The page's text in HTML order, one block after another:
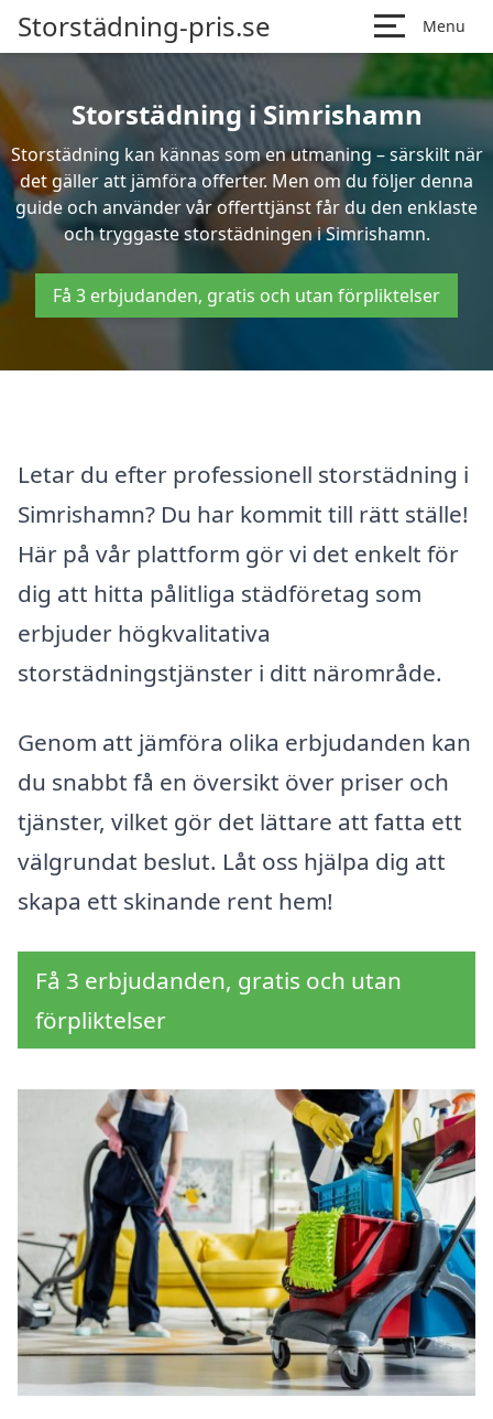
Storstädning-pris.se Menu
Storstädning i Simrishamn
Storstädning kan kännas som en utmaning – särskilt när
det gäller att jämföra offerter. Men om du följer denna
guide och använder vår offerttjänst får du den enklaste
och tryggaste storstädningen i Simrishamn.
Få 3 erbjudanden, gratis och utan förpliktelser
Letar du efter professionell storstädning i
Simrishamn? Du har kommit till rätt ställe!
Här på vår plattform gör vi det enkelt för
dig att hitta pålitliga städföretag som
erbjuder högkvalitativa
storstädningstjänster i ditt närområde.
Genom att jämföra olika erbjudanden kan
du snabbt få en översikt över priser och
tjänster, vilket gör det lättare att fatta ett
välgrundat beslut. Låt oss hjälpa dig att
skapa ett skinande rent hem!
Få 3 erbjudanden, gratis och utan
förpliktelser